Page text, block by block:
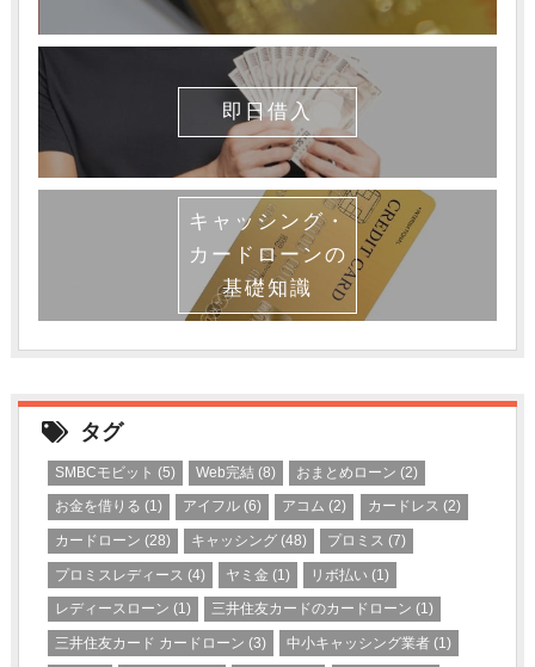
即日借入
キャッシング・
カードローンの
基礎知識
タグ
SMBCモビット (5) Web完結 (8) おまとめローン (2)
お金を借りる (1) アイフル (6) アコム (2) カードレス (2)
カードローン (28) キャッシング (48) プロミス (7)
プロミスレディース (4) ヤミ金 (1) リボ払い (1)
レディースローン (1) 三井住友カードのカードローン (1)
三井住友カード カードローン (3) 中小キャッシング業者 (1)